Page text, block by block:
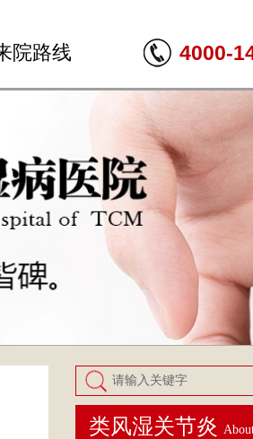
院路线 4000-
类风湿关节炎